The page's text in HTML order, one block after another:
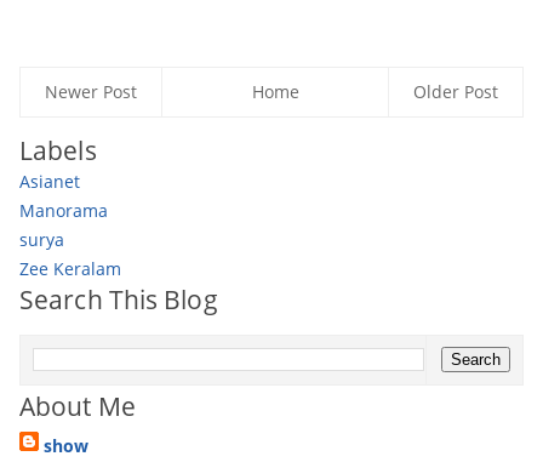
Newer Post Older Post
Home
Labels
Asianet
Manorama
surya
Zee Keralam
Search This Blog
About Me
show